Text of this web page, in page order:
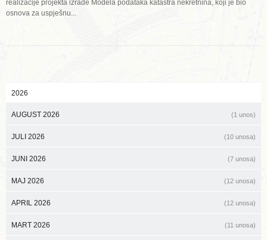
realizacije projekta izrade Modela podataka katastra nekretnina, koji je bio
osnova za uspješnu...
2026
AUGUST 2026 (1 unos)
JULI 2026 (10 unosa)
JUNI 2026 (7 unosa)
MAJ 2026 (12 unosa)
APRIL 2026 (12 unosa)
MART 2026 (11 unosa)